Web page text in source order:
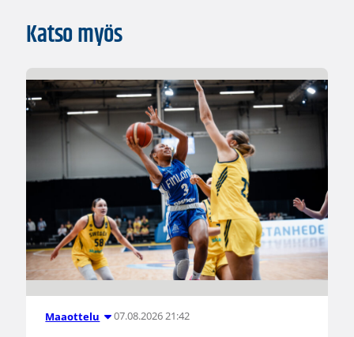
Katso myös
Maaottelu 07.08.2026 21:42